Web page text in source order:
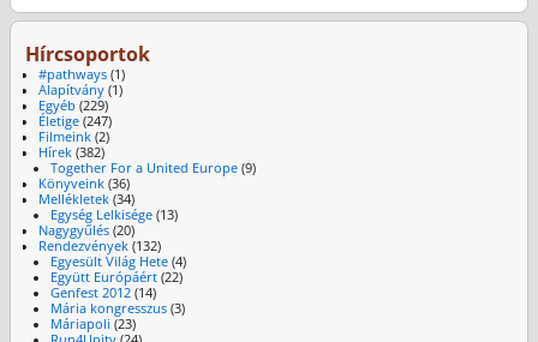
Hírcsoportok
#pathways(1)
Alapítvány(1)
Egyéb (229)
Életige(247)
Filmeink(2)
Hírek(382)
Together For a United Europe (9)
Könyveink(36)
Mellékletek(34)
Egység Lelkisége (13)
Nagygyűlés(20)
Rendezvények(132)
Egyesült Világ Hete (4)
Együtt Európáért (22)
Genfest 2012 (14)
Mária kongresszus (3)
Máriapoli (23)